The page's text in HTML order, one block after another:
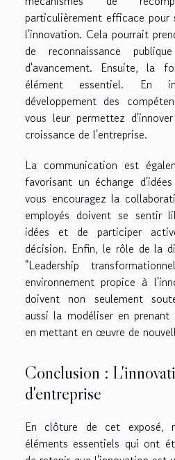
particulièrement efficace
l'innovation. Cela pourrait
de reconnaissance
d'avancement. Ensuite, la
élément essentiel. En
développement des
vous leur permettez
croissance de l'entreprise.
La communication est
favorisant un échange
vous encouragez la
employés doivent se sentir
idées et de participer
décision. Enfin, le rôle de la
"Leadership
environnement propice à
doivent non seulement
aussi la modéliser en
en mettant en œuvre de
Conclusion :
d'entreprise
En clôture de cet exposé,
éléments essentiels qui ont